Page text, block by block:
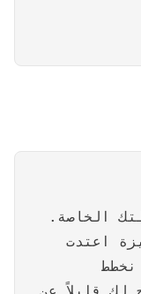
الخاصة.
اعتدت
نخطط